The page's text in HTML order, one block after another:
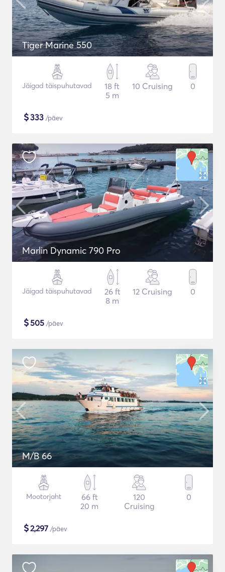
Tiger Marine 550
Jäigad täispuhutavad
18 ft
5 m
10 Cruising 0
$333 /päev
Marlin Dynamic 790 Pro
Jäigad täispuhutavad
26 ft
8 m
12 Cruising 0
$505 /päev
M/B 66
Mootorjaht
66 ft
20 m
120
Cruising
0
$2,297 /päev